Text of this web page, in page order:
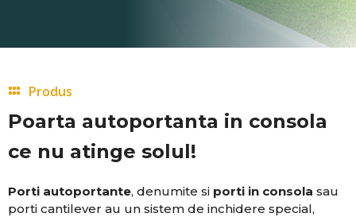
Produs
Poarta autoportanta in consola
ce nu atinge solul!
Porti autoportante, denumite si porti in consola sau
porti cantilever au un sistem de inchidere special,